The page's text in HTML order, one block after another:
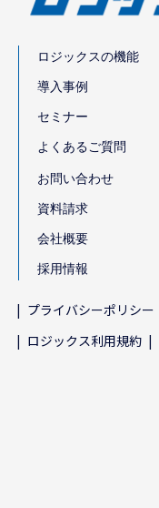
ロジックスの機能
導入事例
セミナー
よくあるご質問
お問い合わせ
資料請求
会社概要
採用情報
プライバシーポリシー
ロジックス利用規約